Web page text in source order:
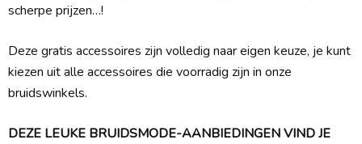
scherpe prijzen…!
Deze gratis accessoires zijn volledig naar eigen keuze, je kunt
kiezen uit alle accessoires die voorradig zijn in onze
bruidswinkels.
DEZE LEUKE BRUIDSMODE-AANBIEDINGEN VIND JE